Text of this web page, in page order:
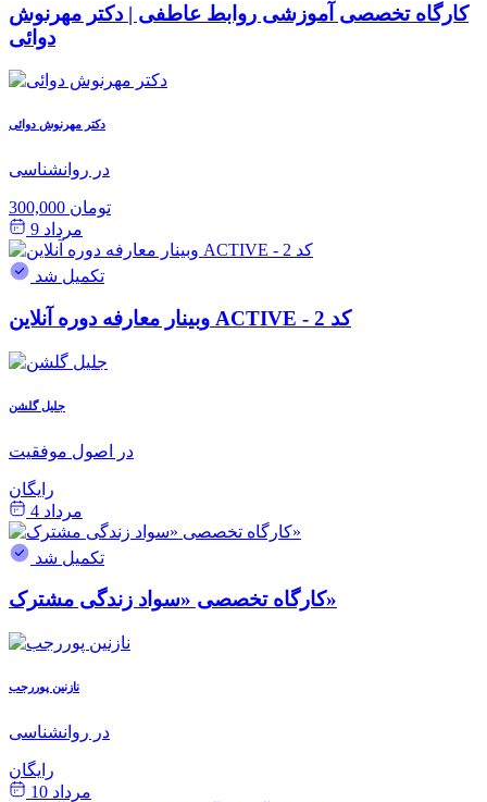
کارگاه تخصصی آموزشی روابط عاطفی | دکتر مهرنوش
دوائی
دکتر مهرنوش دوائی
در روانشناسی
300,000 تومان
مرداد 9
تکمیل شد
وبینار معارفه دوره آنلاین ACTIVE - کد 2
جلیل گلشن
در اصول موفقیت
رایگان
مرداد 4
تکمیل شد
کارگاه تخصصی «سواد زندگی مشترک»
نازنین پوررجب
در روانشناسی
رایگان
مرداد 10